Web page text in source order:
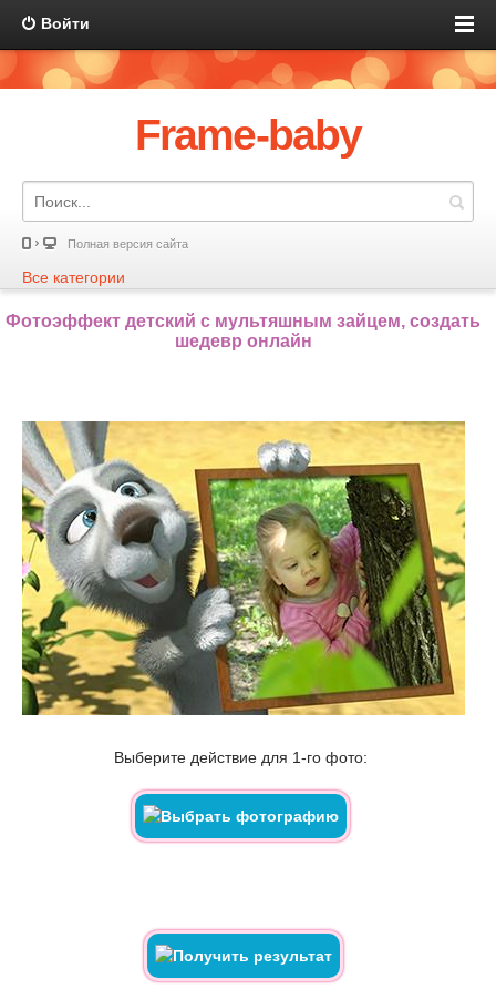
Войти
Frame-baby
Полная версия сайта
Все категории
Фотоэффект детский с мультяшным зайцем, создать
шедевр онлайн
Выберите действие для 1-го фото: